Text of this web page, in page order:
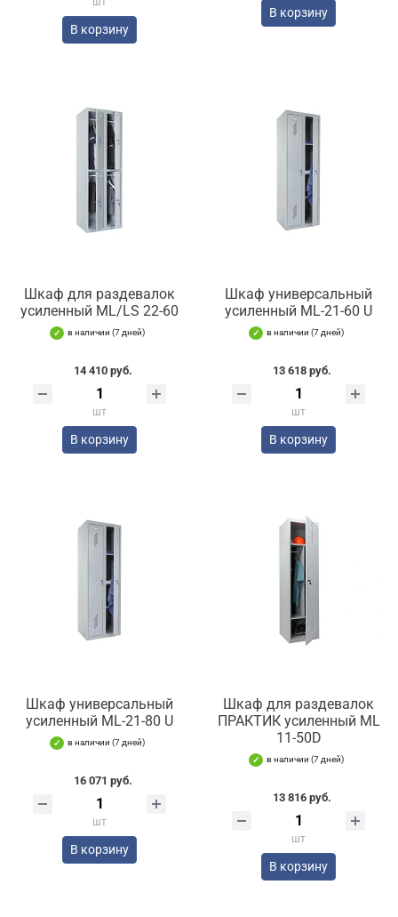
В корзину
В корзину
Шкаф для раздевалок
усиленный ML/LS 22-60
в наличии (7 дней)
14 410 руб.
шт
В корзину
Шкаф универсальный
усиленный ML-21-60 U
в наличии (7 дней)
13 618 руб.
шт
В корзину
Шкаф универсальный
усиленный ML-21-80 U
в наличии (7 дней)
16 071 руб.
шт
В корзину
Шкаф для раздевалок
ПРАКТИК усиленный ML
11-50D
в наличии (7 дней)
13 816 руб.
шт
В корзину